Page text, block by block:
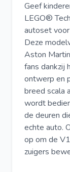
Geef
LEGO®
autoset
Deze
Aston
fans dankzij
ontwerp en
breed scala
wordt
de deuren
echte auto.
op om de
zuigers